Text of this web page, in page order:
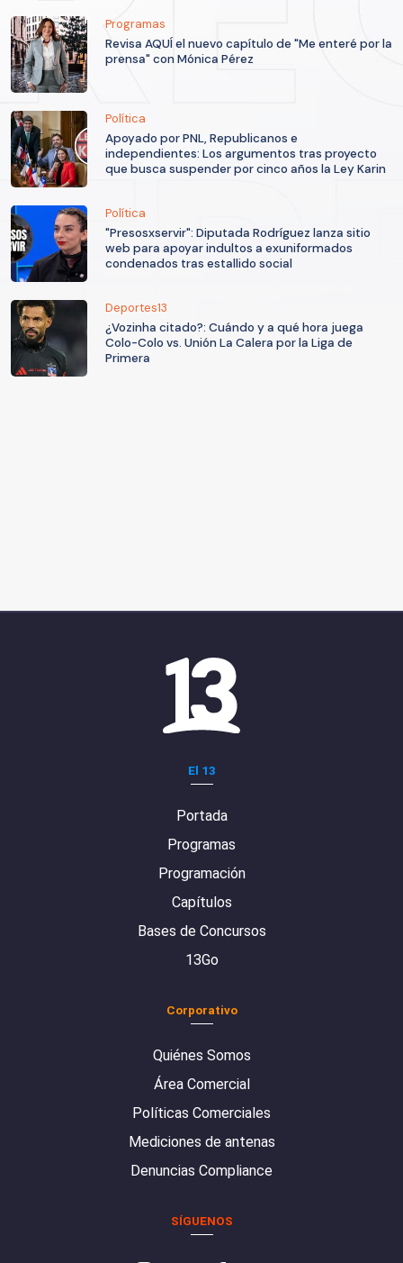
Programas
Revisa AQUÍ el nuevo capítulo de "Me enteré por la
prensa" con Mónica Pérez
Política
Apoyado por PNL, Republicanos e
independientes: Los argumentos tras proyecto
que busca suspender por cinco años la Ley Karin
Política
"Presosxservir": Diputada Rodríguez lanza sitio
web para apoyar indultos a exuniformados
condenados tras estallido social
Deportes13
¿Vozinha citado?: Cuándo y a qué hora juega
Colo-Colo vs. Unión La Calera por la Liga de
Primera
El 13
Portada
Programas
Programación
Capítulos
Bases de Concursos
13Go
Corporativo
Quiénes Somos
Área Comercial
Políticas Comerciales
Mediciones de antenas
Denuncias Compliance
SÍGUENOS